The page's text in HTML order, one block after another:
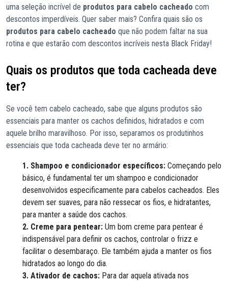
uma seleção incrível de produtos para cabelo cacheado com
descontos imperdíveis. Quer saber mais? Confira quais são os
produtos para cabelo cacheado que não podem faltar na sua
rotina e que estarão com descontos incríveis nesta Black Friday!
Quais os produtos que toda cacheada deve
ter?
Se você tem cabelo cacheado, sabe que alguns produtos são
essenciais para manter os cachos definidos, hidratados e com
aquele brilho maravilhoso. Por isso, separamos os produtinhos
essenciais que toda cacheada deve ter no armário:
1. Shampoo e condicionador específicos: Começando pelo
básico, é fundamental ter um shampoo e condicionador
desenvolvidos especificamente para cabelos cacheados. Eles
devem ser suaves, para não ressecar os fios, e hidratantes,
para manter a saúde dos cachos.
2. Creme para pentear: Um bom creme para pentear é
indispensável para definir os cachos, controlar o frizz e
facilitar o desembaraço. Ele também ajuda a manter os fios
hidratados ao longo do dia.
3. Ativador de cachos: Para dar aquela ativada nos